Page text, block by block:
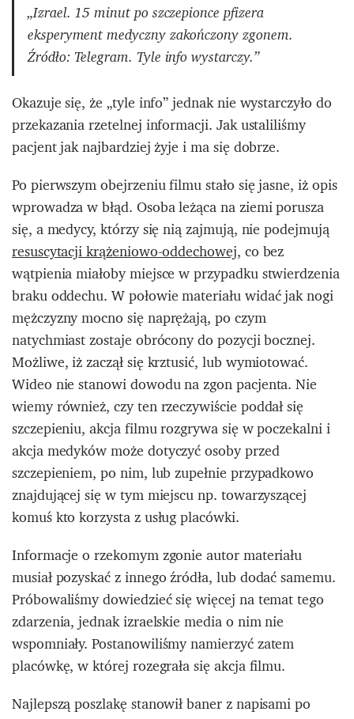
„Izrael. 15 minut po szczepionce pfizera
eksperyment medyczny zakończony zgonem.
Źródło: Telegram. Tyle info wystarczy.”
Okazuje się, że „tyle info” jednak nie wystarczyło do
przekazania rzetelnej informacji. Jak ustaliliśmy
pacjent jak najbardziej żyje i ma się dobrze.
Po pierwszym obejrzeniu filmu stało się jasne, iż opis
wprowadza w błąd. Osoba leżąca na ziemi porusza
się, a medycy, którzy się nią zajmują, nie podejmują
resuscytacji krążeniowo-oddechowej, co bez
wątpienia miałoby miejsce w przypadku stwierdzenia
braku oddechu. W połowie materiału widać jak nogi
mężczyzny mocno się naprężają, po czym
natychmiast zostaje obrócony do pozycji bocznej.
Możliwe, iż zaczął się krztusić, lub wymiotować.
Wideo nie stanowi dowodu na zgon pacjenta. Nie
wiemy również, czy ten rzeczywiście poddał się
szczepieniu, akcja filmu rozgrywa się w poczekalni i
akcja medyków może dotyczyć osoby przed
szczepieniem, po nim, lub zupełnie przypadkowo
znajdującej się w tym miejscu np. towarzyszącej
komuś kto korzysta z usług placówki.
Informacje o rzekomym zgonie autor materiału
musiał pozyskać z innego źródła, lub dodać samemu.
Próbowaliśmy dowiedzieć się więcej na temat tego
zdarzenia, jednak izraelskie media o nim nie
wspomniały. Postanowiliśmy namierzyć zatem
placówkę, w której rozegrała się akcja filmu.
Najlepszą poszlakę stanowił baner z napisami po